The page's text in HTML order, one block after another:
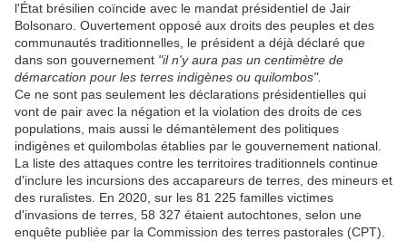
l'État brésilien coïncide avec le mandat présidentiel de Jair
Bolsonaro. Ouvertement opposé aux droits des peuples et des
communautés traditionnelles, le président a déjà déclaré que
dans son gouvernement "il n'y aura pas un centimètre de
démarcation pour les terres indigènes ou quilombos".
Ce ne sont pas seulement les déclarations présidentielles qui
vont de pair avec la négation et la violation des droits de ces
populations, mais aussi le démantèlement des politiques
indigènes et quilombolas établies par le gouvernement national.
La liste des attaques contre les territoires traditionnels continue
d'inclure les incursions des accapareurs de terres, des mineurs et
des ruralistes. En 2020, sur les 81 225 familles victimes
d'invasions de terres, 58 327 étaient autochtones, selon une
enquête publiée par la Commission des terres pastorales (CPT).